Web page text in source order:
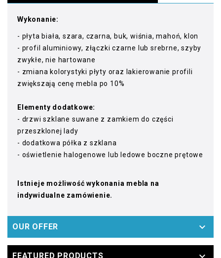
Wykonanie:
- płyta biała, szara, czarna, buk, wiśnia, mahoń, klon
- profil aluminiowy, złączki czarne lub srebrne, szyby
zwykłe, nie hartowane
- zmiana kolorystyki płyty oraz lakierowanie profili
zwiększają cenę mebla po 10%
Elementy dodatkowe:
- drzwi szklane suwane z zamkiem do części
przeszklonej lady
- dodatkowa półka z szklana
- oświetlenie halogenowe lub ledowe boczne prętowe
Istnieje możliwość wykonania mebla na
indywidualne zamówienie.
OUR OFFER 
FEATURED PRODUCTS